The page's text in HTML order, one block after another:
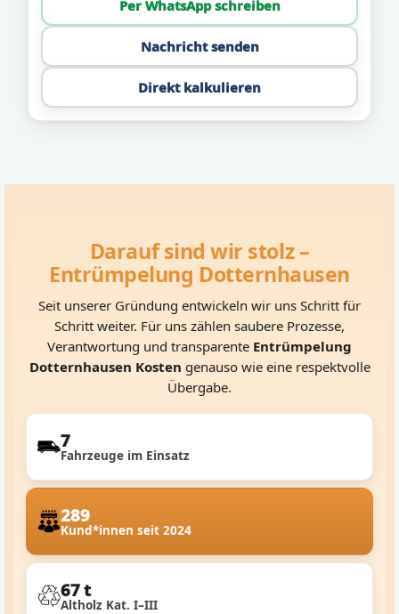
Per WhatsApp schreiben
Nachricht senden
Direkt kalkulieren
Darauf sind wir stolz –
Entrümpelung Dotternhausen
Seit unserer Gründung entwickeln wir uns Schritt für
Schritt weiter. Für uns zählen saubere Prozesse,
Verantwortung und transparente Entrümpelung
Dotternhausen Kosten genauso wie eine respektvolle
Übergabe.
7
Fahrzeuge im Einsatz
289
Kund*innen seit 2024
67 t
Altholz Kat. I–III